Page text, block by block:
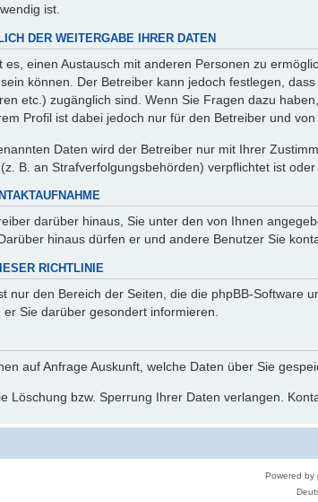
ist.
DER WEITERGABE IHRER DATEN
es, einen Austausch mit anderen Personen zu
können. Der Betreiber kann jedoch festlegen,
etc.) zugänglich sind. Wenn Sie Fragen dazu
Profil ist dabei jedoch nur für den Betreiber und
Daten wird der Betreiber nur mit Ihrer
B. an Strafverfolgungsbehörden) verpflichtet ist
darüber hinaus, Sie unter den von Ihnen
hinaus dürfen er und andere Benutzer Sie
RICHTLINIE
nur den Bereich der Seiten, die die phpBB-
Sie darüber gesondert informieren.
auf Anfrage Auskunft, welche Daten über Sie
Löschung bzw. Sperrung Ihrer Daten verlangen.
Powered by